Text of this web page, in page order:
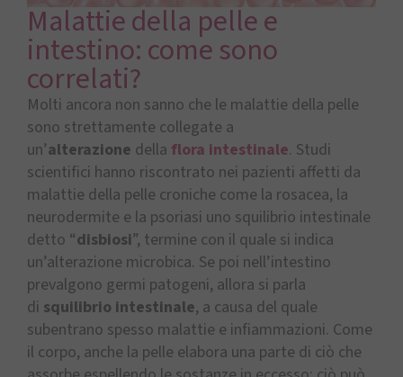
Malattie della pelle e
intestino: come sono
correlati?
Molti ancora non sanno che le malattie della pelle
sono strettamente collegate a
un’alterazione della flora intestinale. Studi
scientifici hanno riscontrato nei pazienti affetti da
malattie della pelle croniche come la rosacea, la
neurodermite e la psoriasi uno squilibrio intestinale
detto “disbiosi”, termine con il quale si indica
un’alterazione microbica. Se poi nell’intestino
prevalgono germi patogeni, allora si parla
di squilibrio intestinale, a causa del quale
subentrano spesso malattie e infiammazioni. Come
il corpo, anche la pelle elabora una parte di ciò che